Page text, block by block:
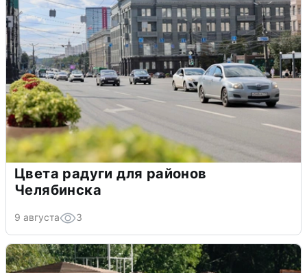
Цвета радуги для районов
Челябинска
9 августа 3